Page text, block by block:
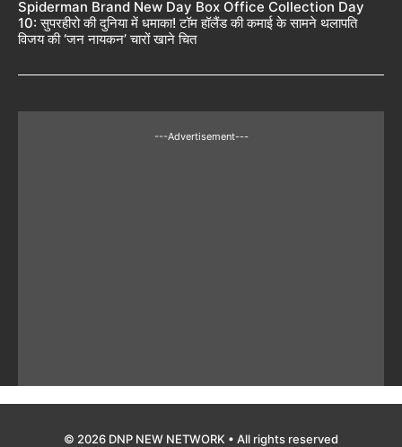
Spiderman Brand New Day Box Office Collection Day
10: सुपरहीरो की दुनिया में धमाका! टॉम हॉलैंड की कमाई के सामने थलापति
विजय की ‘जन नायकन’ चारों खाने चित
---Advertisement---
© 2026 DNP NEW NETWORK • All rights reserved